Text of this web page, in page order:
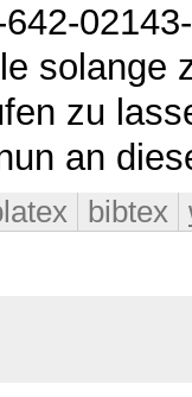
solange
zu
an
bibtex